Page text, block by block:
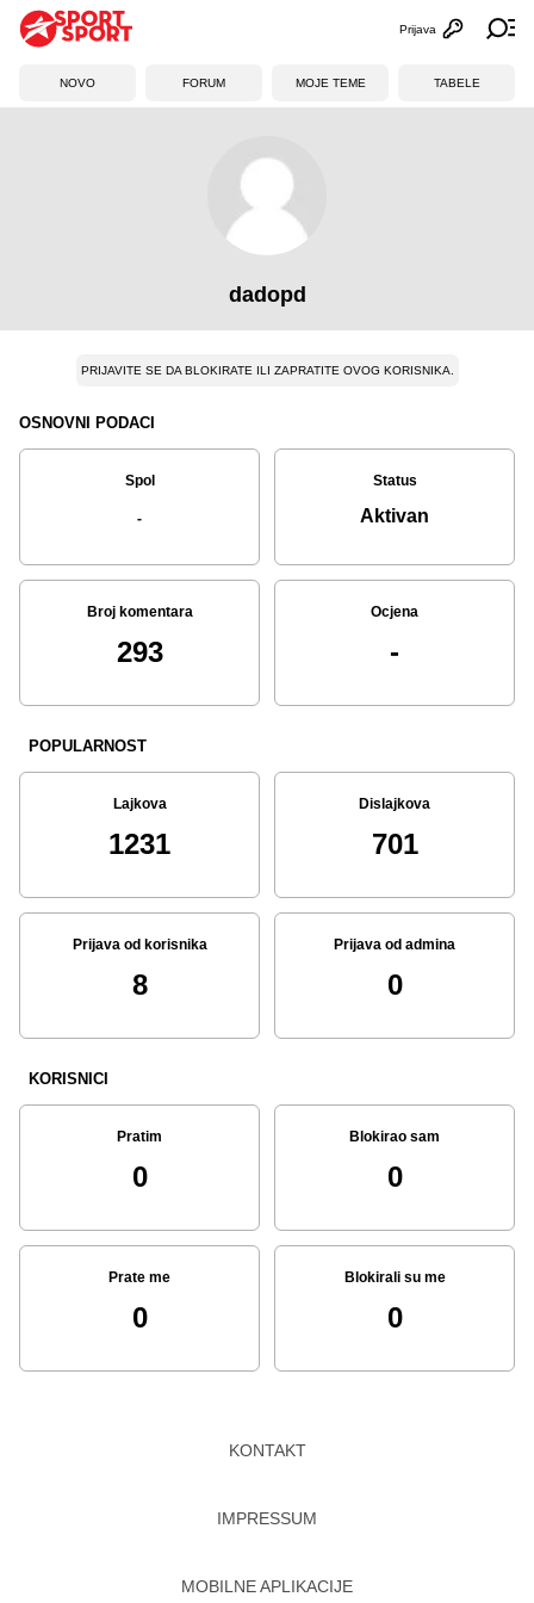
Otvori
Prijava
NOVO FORUM MOJE TEME TABELE
dadopd
PRIJAVITE SE DA BLOKIRATE ILI ZAPRATITE OVOG KORISNIKA.
OSNOVNI PODACI
Spol
-
Status
Aktivan
Broj komentara
293
Ocjena
-
POPULARNOST
Lajkova
1231
Dislajkova
701
Prijava od korisnika
8
Prijava od admina
0
KORISNICI
Pratim
0
Blokirao sam
0
Prate me
0
Blokirali su me
0
KONTAKT
IMPRESSUM
MOBILNE APLIKACIJE